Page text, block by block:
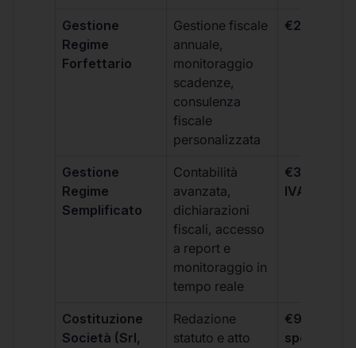
Gestione
Regime
Forfettario
Gestione fiscale
annuale,
monitoraggio
scadenze,
consulenza
fiscale
personalizzata
€264 +
Gestione
Regime
Semplificato
Contabilità
avanzata,
dichiarazioni
fiscali, accesso
a report e
monitoraggio in
tempo reale
€333 +
IVA/
Costituzione
Società (Srl,
Redazione
statuto e atto
€99 + IVA
spese